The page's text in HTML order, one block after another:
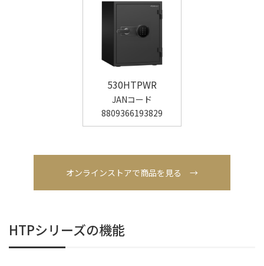
530HTPWR
JANコード
8809366193829
オンラインストアで商品を見る →
HTPシリーズの機能